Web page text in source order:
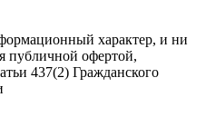
характер, и ни
публичной офертой,
437(2) Гражданского